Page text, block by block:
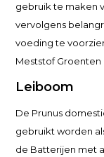
gebruik te maken
vervolgens
voeding te
Meststof Groenten
Leiboom
De Prunus
gebruikt worden
de Batterijen met